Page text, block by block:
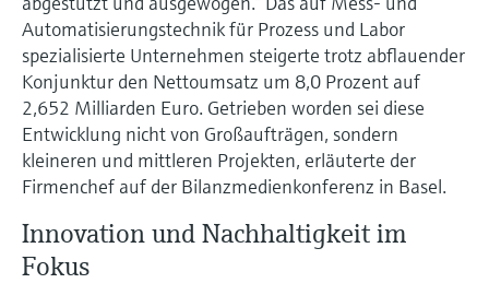
Device Viewer
Produktspezifische Informationen und
Dokumente finden
Ersatzteilsuche
Ersatzteile anhand von Produktwurzel,
Bestellcode oder Seriennummer finden
Füllstandsmessung
Füllstandsmessung Druck
Alle ansehen
Analysatoren für Härte, Eisen,
Aluminium & Chromat
Prozessphotometer
Mikrowellentransmission
Memosens-Technologie
Alle ansehen
Automatisierungstechnik für Prozess und Labor
spezialisierte Unternehmen steigerte trotz abflauender
Konjunktur den Nettoumsatz um 8,0 Prozent auf
2,652 Milliarden Euro. Getrieben worden sei diese
Entwicklung nicht von Großaufträgen, sondern
kleineren und mittleren Projekten, erläuterte der
Firmenchef auf der Bilanzmedienkonferenz in Basel.
Innovation und Nachhaltigkeit im
Fokus